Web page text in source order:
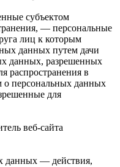
субъектом
— персональные
лиц к которым
данных путем дачи
данных, разрешенных
распространения в
о персональных данных
для
веб-сайта
данных — действия,